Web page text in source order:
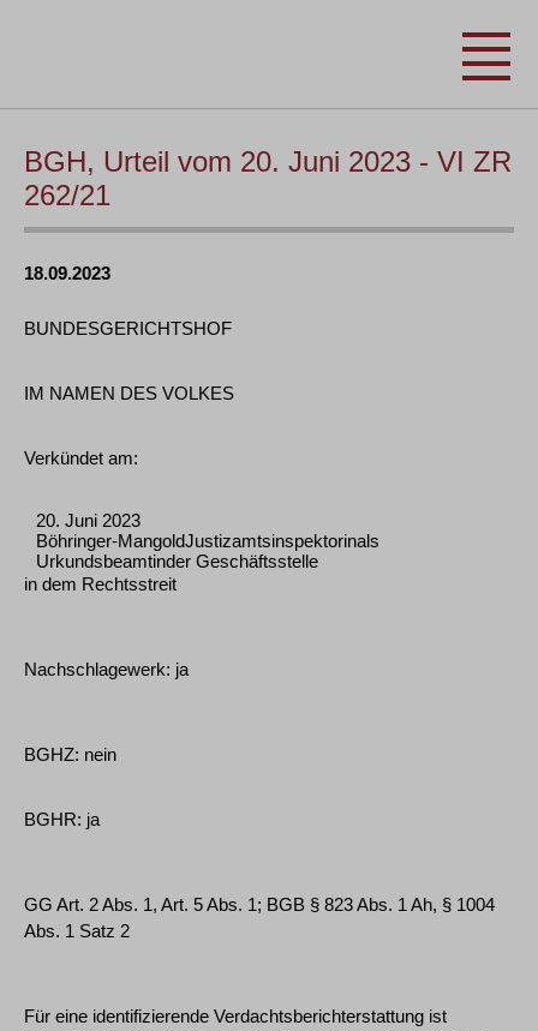
BGH, Urteil vom 20. Juni 2023 - VI ZR
262/21
18.09.2023
BUNDESGERICHTSHOF
IM NAMEN DES VOLKES
Verkündet am:
20. Juni 2023
Böhringer-MangoldJustizamtsinspektorinals
Urkundsbeamtinder Geschäftsstelle
in dem Rechtsstreit
Nachschlagewerk: ja
BGHZ: nein
BGHR: ja
GG Art. 2 Abs. 1, Art. 5 Abs. 1; BGB § 823 Abs. 1 Ah, § 1004
Abs. 1 Satz 2
Für eine identifizierende Verdachtsberichterstattung ist